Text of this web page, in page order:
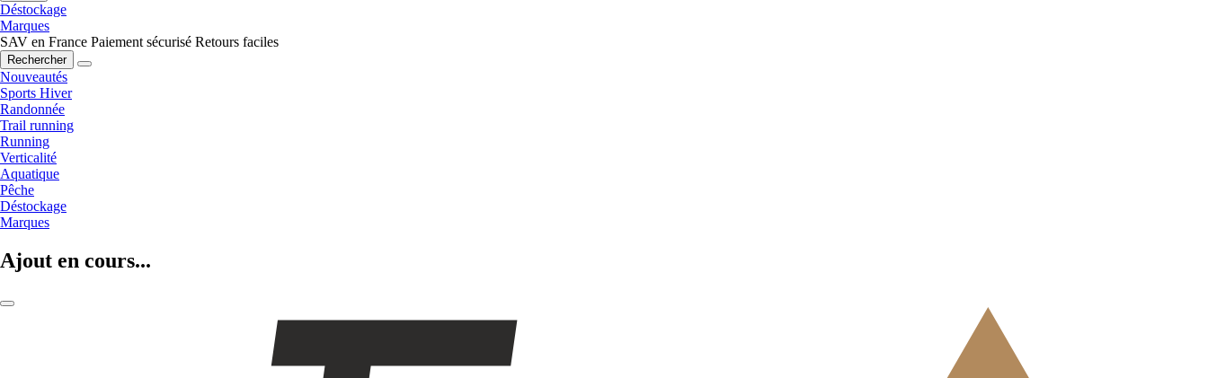
Déstockage
Marques
SAV en France Paiement sécurisé Retours faciles
Rechercher
Nouveautés
Sports Hiver
Randonnée
Trail running
Running
Verticalité
Aquatique
Pêche
Déstockage
Marques
Ajout en cours...